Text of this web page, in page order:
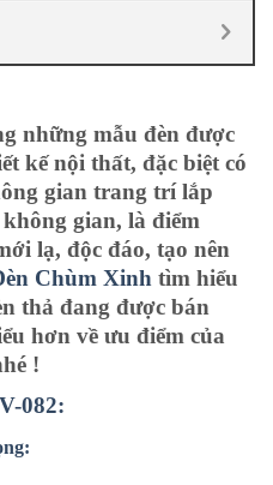
những mẫu đèn được
kế nội thất, đặc biệt có
gian trang trí lắp
gian, là điểm
lạ, độc đáo, tạo nên
Chùm Xinh tìm hiểu
thả đang được bán
hơn về ưu điểm của
!
082: